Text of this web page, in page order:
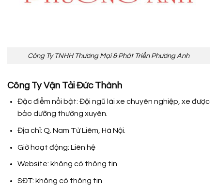
Công Ty TNHH Thương Mại & Phát Triển Phương Anh
Công Ty Vận Tải Đức Thành
Đặc điểm nổi bật: Đội ngũ lái xe chuyên nghiệp, xe được
bảo dưỡng thường xuyên.
Địa chỉ: Q. Nam Từ Liêm, Hà Nội.
Giờ hoạt động: Liên hệ
Website: không có thông tin
SĐT: không có thông tin